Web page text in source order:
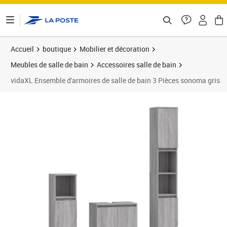
Accueil boutique
Mobilier et décoration
Meubles de salle de bain
Accessoires salle de bain
vidaXL Ensemble d'armoires de salle de bain 3 Pièces sonoma gris